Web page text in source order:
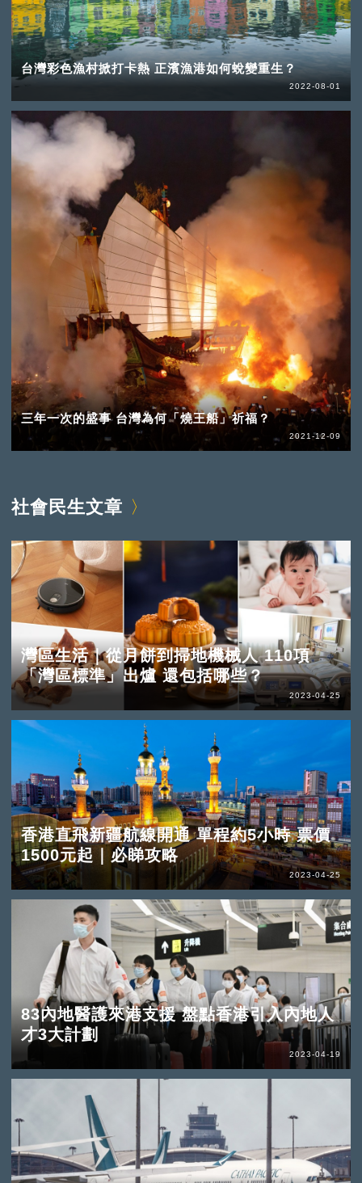
台灣彩色漁村掀打卡熱 正濱漁港如何蛻變重生？
2022-08-01
三年一次的盛事 台灣為何「燒王船」祈福？
2021-12-09
社會民生文章
灣區生活｜從月餅到掃地機械人 110項
「灣區標準」出爐 還包括哪些？
2023-04-25
香港直飛新疆航線開通 單程約5小時 票價
1500元起｜必睇攻略
2023-04-25
83內地醫護來港支援 盤點香港引入內地人
才3大計劃
2023-04-19